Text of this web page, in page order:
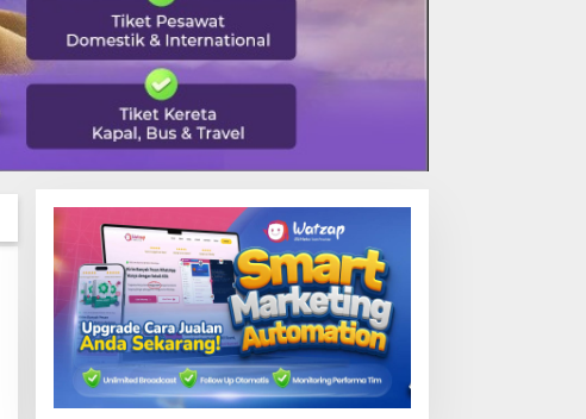
HEALING TERBAIK DI TOYA
DEVASYA, MENIIKMATI
KEINDAHAN ALAM VULKANIK
TERBAIK MENIKMATI
TENANGNYA ALAM BALI